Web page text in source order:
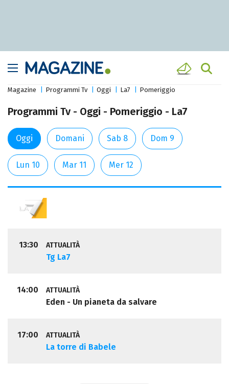
Magazine Programmi Tv Oggi La7 Pomeriggio
Programmi Tv - Oggi - Pomeriggio - La7
Oggi Domani Sab 8 Dom 9
Lun 10 Mar 11 Mer 12
13:30 ATTUALITÀ
Tg La7
14:00 ATTUALITÀ
Eden - Un pianeta da salvare
17:00 ATTUALITÀ
La torre di Babele